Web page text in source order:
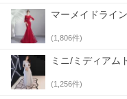
送料+返送の送料）はお客
▲明らかな不良が見つかっ
▲お客様にハッピーな買い
で、ご愛顧のほどよろし
Yahoo ミットスウィーティ
マーメイドライン
(1,806件)
ミニ/ミディアム
(1,256件)